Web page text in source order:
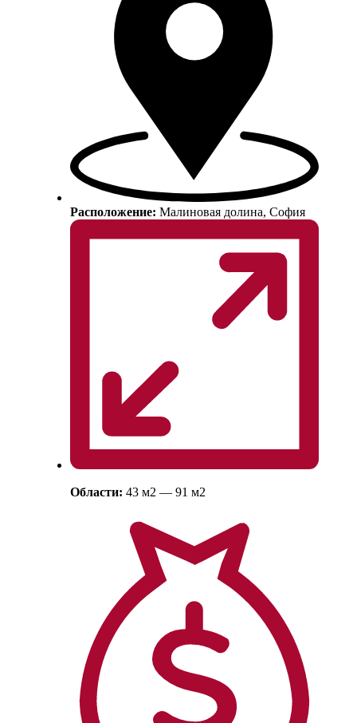
Расположение: Малиновая долина, София
Области: 43 м2 — 91 м2